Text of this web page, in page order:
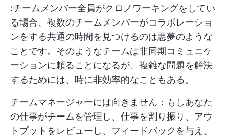
:チームメンバー全員がクロノワーキングをしてい
る場合、複数のチームメンバーがコラボレーショ
ンをする共通の時間を見つけるのは悪夢のような
ことです。そのようなチームは非同期コミュニケ
ーションに頼ることになるが、複雑な問題を解決
するためには、時に非効率的なこともある。
チームマネージャーには向きません：もしあなた
の仕事がチームを管理し、仕事を割り振り、アウ
トプットをレビューし、フィードバックを与え、